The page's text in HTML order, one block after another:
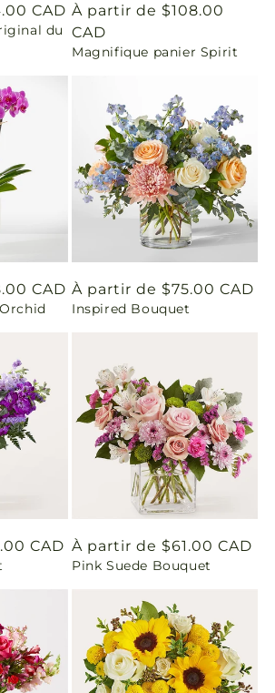
CAD
du
Prix
habituel
À partir de $108.00
CAD
Magnifique panier Spirit
CAD Prix
habituel
À partir de $75.00 CAD
Inspired Bouquet
CAD Prix
habituel
À partir de $61.00 CAD
Pink Suede Bouquet